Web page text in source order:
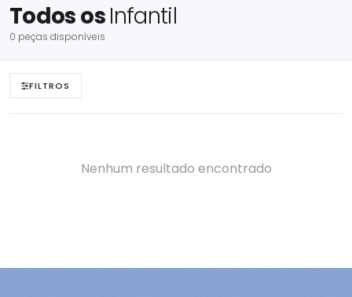
Todos osInfantil
0 peças disponíveis
FILTROS
Nenhum resultado encontrado